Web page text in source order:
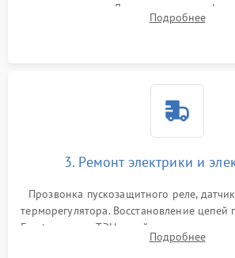
течеискателем. Демонтаж старого
продувка капиллярной трубки для
Подробнее
3. Ремонт электрики и
Прозвонка пускозащитного реле,
терморегулятора. Восстановление цепей
Frost, включая ТЭН оттайки и вентилятор.
платы управления при сбоях
Подробнее